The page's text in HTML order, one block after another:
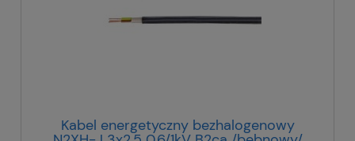
Kabel energetyczny bezhalogenowy